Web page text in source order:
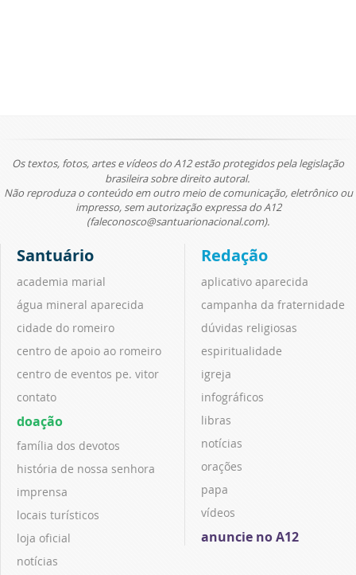
Os textos, fotos, artes e vídeos do A12 estão protegidos pela legislação
brasileira sobre direito autoral.
Não reproduza o conteúdo em outro meio de comunicação, eletrônico ou
impresso, sem autorização expressa do A12
(faleconosco@santuarionacional.com).
Santuário
academia marial
água mineral aparecida
cidade do romeiro
centro de apoio ao romeiro
centro de eventos pe. vitor
contato
doação
família dos devotos
história de nossa senhora
imprensa
locais turísticos
loja oficial
notícias
Redação
aplicativo aparecida
campanha da fraternidade
dúvidas religiosas
espiritualidade
igreja
infográficos
libras
notícias
orações
papa
vídeos
anuncie no A12